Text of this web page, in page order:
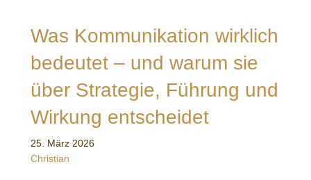
Was Kommunikation wirklich
bedeutet – und warum sie
über Strategie, Führung und
Wirkung entscheidet
25. März 2026
Christian